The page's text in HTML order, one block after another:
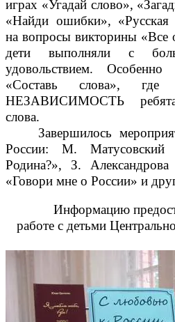
играх «Угадай слово»,
«Найди ошибки», «Русская
на вопросы викторины «Все
дети выполняли с
удовольствием. Особенно
«Составь слова»,
НЕЗАВИСИМОСТЬ
слова.
Завершилось
России: М. Матусовский
Родина?», З.
«Говори мне о России» и
Информацию
работе с детьми